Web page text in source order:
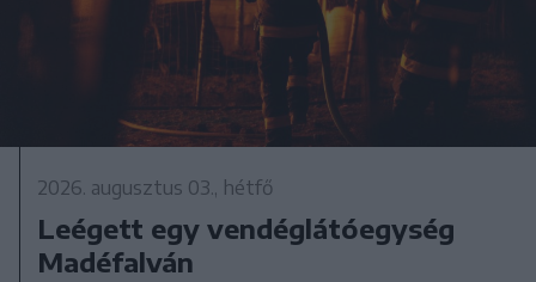
2026. augusztus 03., hétfő
Leégett egy vendéglátóegység
Madéfalván